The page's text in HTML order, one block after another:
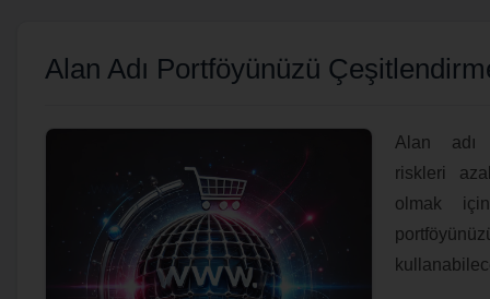
Alan Adı Portföyünüzü
Alan adı
riskleri
olmak